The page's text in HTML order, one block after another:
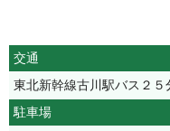
交通
東北新幹線古川駅バス２
駐車場